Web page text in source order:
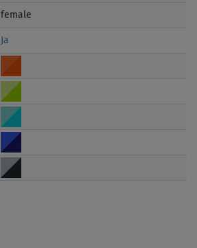
female
Ja